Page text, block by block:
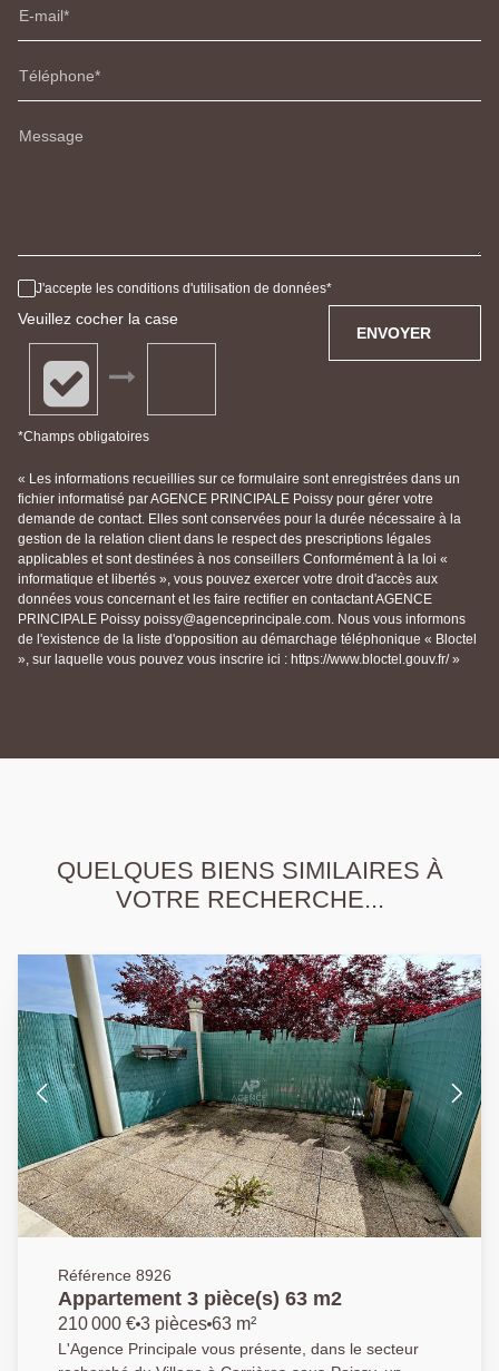
E-mail
Téléphone
Message
J'accepte les conditions d'utilisation de données
Veuillez cocher la case
*Champs obligatoires
ENVOYER
« Les informations recueillies sur ce formulaire sont enregistrées dans un
fichier informatisé par AGENCE PRINCIPALE Poissy pour gérer votre
demande de contact. Elles sont conservées pour la durée nécessaire à la
gestion de la relation client dans le respect des prescriptions légales
applicables et sont destinées à nos conseillers Conformément à la loi «
informatique et libertés », vous pouvez exercer votre droit d'accès aux
données vous concernant et les faire rectifier en contactant AGENCE
PRINCIPALE Poissy poissy@agenceprincipale.com. Nous vous informons
de l'existence de la liste d'opposition au démarchage téléphonique « Bloctel
», sur laquelle vous pouvez vous inscrire ici : https://www.bloctel.gouv.fr/ »
QUELQUES BIENS SIMILAIRES À
VOTRE RECHERCHE...
Référence 8926
Appartement 3 pièce(s) 63 m2
210 000 € 3 pièces 63 m²
L'Agence Principale vous présente, dans le secteur